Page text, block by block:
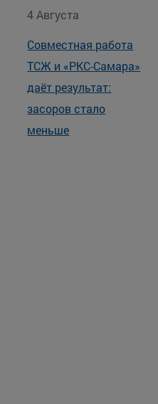
4 Августа
Совместная работа
ТСЖ и «РКС-Самара»
даёт результат:
засоров стало
меньше